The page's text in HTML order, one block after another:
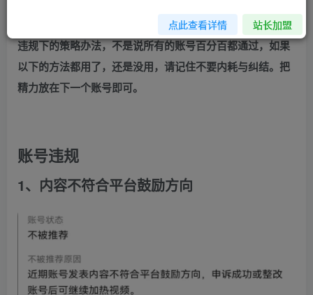
，以下的方法是用来应对不同
违规下的策略办法，不是说所有的账号百分百都通过，如果
以下的方法都用了，还是没用，请记住不要内耗与纠结。把
精力放在下一个账号即可。
账号违规
1、内容不符合平台鼓励方向
点此查看详情 站长加盟